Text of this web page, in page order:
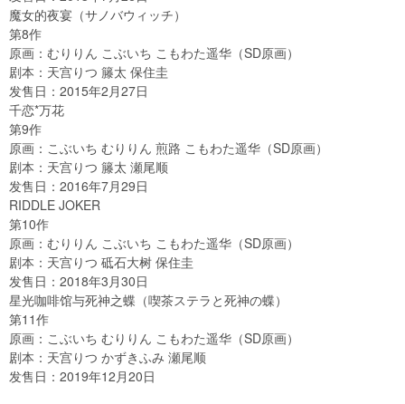
魔女的夜宴（サノバウィッチ）
第8作
原画：むりりん こぶいち こもわた遥华（SD原画）
剧本：天宫りつ 籐太 保住圭
发售日：2015年2月27日
千恋*万花
第9作
原画：こぶいち むりりん 煎路 こもわた遥华（SD原画）
剧本：天宫りつ 籐太 瀬尾顺
发售日：2016年7月29日
RIDDLE JOKER
第10作
原画：むりりん こぶいち こもわた遥华（SD原画）
剧本：天宫りつ 砥石大树 保住圭
发售日：2018年3月30日
星光咖啡馆与死神之蝶（喫茶ステラと死神の蝶）
第11作
原画：こぶいち むりりん こもわた遥华（SD原画）
剧本：天宫りつ かずきふみ 瀬尾顺
发售日：2019年12月20日